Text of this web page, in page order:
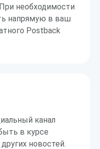
необходимости
напрямую в ваш
Postback
канал
в курсе
новостей.